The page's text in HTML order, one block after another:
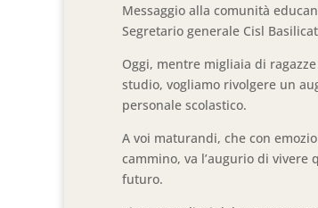
Messaggio alla comunità
Segretario generale Cisl
Oggi, mentre migliaia di
studio, vogliamo rivolgere un
personale scolastico.
A voi maturandi, che con
cammino, va l’augurio di vivere
futuro.